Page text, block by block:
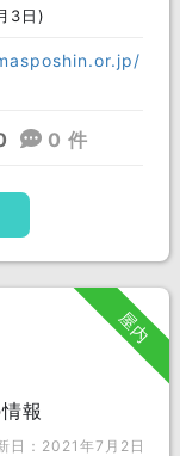
3日)
0 件
屋内
報
日：2021年7月2日